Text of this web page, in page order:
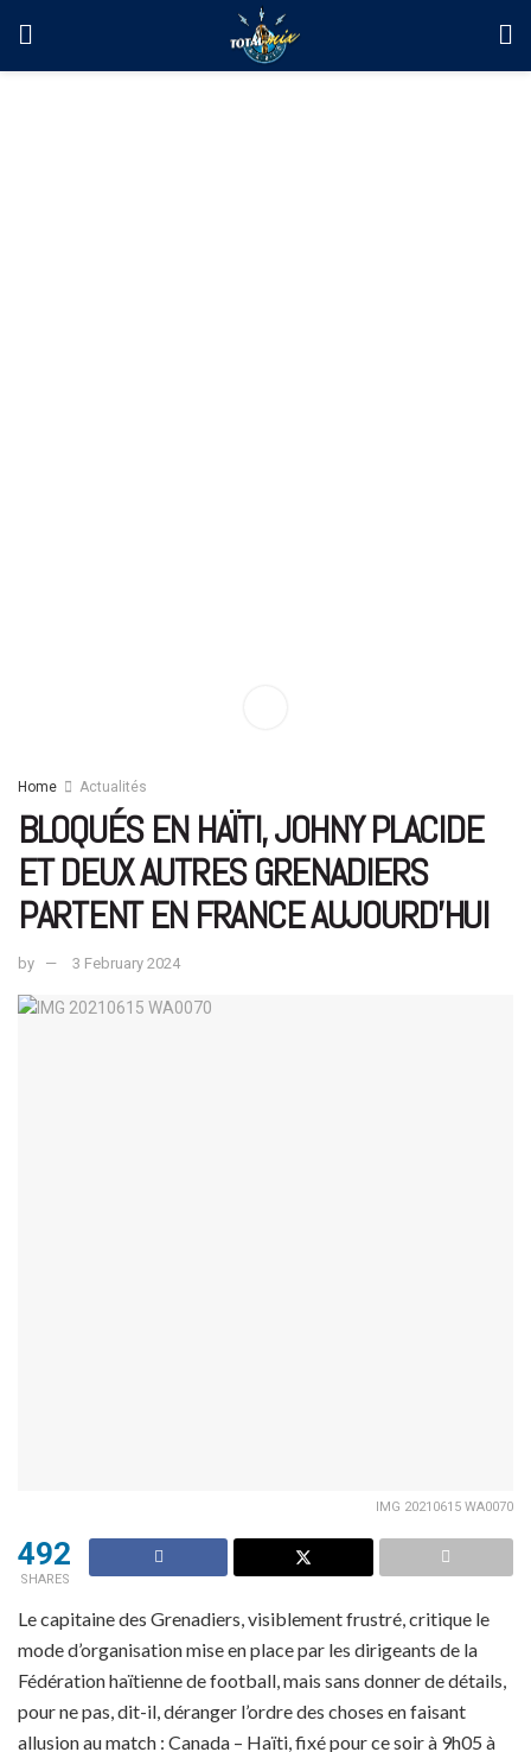
Home Actualités
BLOQUÉS EN HAÏTI, JOHNY PLACIDE
ET DEUX AUTRES GRENADIERS
PARTENT EN FRANCE AUJOURD’HUI
by 3 February 2024
IMG 20210615 WA0070
492
SHARES
Le capitaine des Grenadiers, visiblement frustré, critique le
mode d’organisation mise en place par les dirigeants de la
Fédération haïtienne de football, mais sans donner de détails,
pour ne pas, dit-il, déranger l’ordre des choses en faisant
allusion au match : Canada – Haïti, fixé pour ce soir à 9h05 à